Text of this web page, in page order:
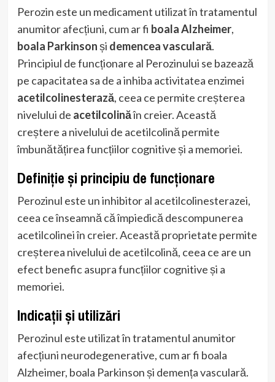
Perozin este un medicament utilizat în tratamentul
anumitor afecțiuni, cum ar fi boala Alzheimer,
boala Parkinsonși demencea vasculară.
Principiul de funcționare al Perozinului se bazează
pe capacitatea sa de a inhiba activitatea enzimei
acetilcolinesterază, ceea ce permite creșterea
nivelului de acetilcolinăîn creier. Această
creștere a nivelului de acetilcolină permite
îmbunătățirea funcțiilor cognitive și a memoriei.
Definiție și principiu de funcționare
Perozinul este un inhibitor al acetilcolinesterazei,
ceea ce înseamnă că împiedică descompunerea
acetilcolinei în creier. Această proprietate permite
creșterea nivelului de acetilcolină, ceea ce are un
efect benefic asupra funcțiilor cognitive și a
memoriei.
Indicații și utilizări
Perozinul este utilizat în tratamentul anumitor
afecțiuni neurodegenerative, cum ar fi boala
Alzheimer, boala Parkinson și demența vasculară.